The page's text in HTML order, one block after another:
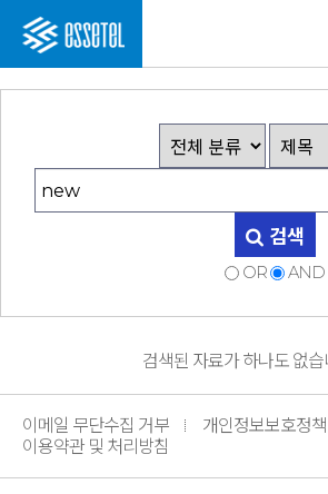
검색
OR AND
검색된 자료가 하나도 없습
이메일 무단수집 거부 개인정보보호정책
이용약관 및 처리방침